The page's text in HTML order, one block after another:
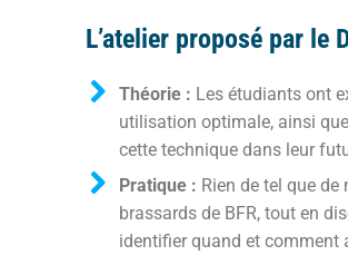
L’atelier proposé par le
Théorie : Les étudiants ont
utilisation optimale, ainsi
cette technique dans leur
Pratique : Rien de tel que
brassards de BFR, tout en
identifier quand et comment